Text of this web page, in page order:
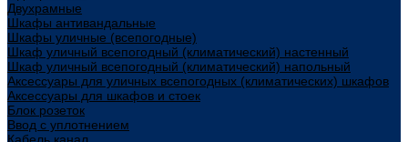
Двухрамные
Шкафы антивандальные
Шкафы уличные (всепогодные)
Шкаф уличный всепогодный (климатический) настенный
Шкаф уличный всепогодный (климатический) напольный
Аксессуары для уличных всепогодных (климатических) шкафов
Аксессуары для шкафов и стоек
Блок розеток
Ввод с уплотнением